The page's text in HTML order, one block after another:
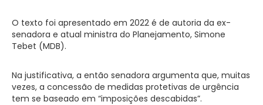
O texto foi apresentado em 2022 é de autoria da ex-
senadora e atual ministra do Planejamento, Simone
Tebet (MDB).
Na justificativa, a então senadora argumenta que, muitas
vezes, a concessão de medidas protetivas de urgência
tem se baseado em “imposições descabidas”.